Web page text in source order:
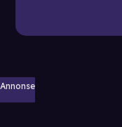
Annonse